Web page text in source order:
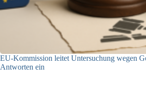
EU-Kommission leitet Untersuchung wegen
Antworten ein